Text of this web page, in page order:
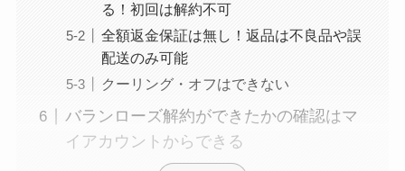
ニューZの解約まと
め！電話が繋がらな
解約できない？バロ
ニーを電話から解約
る！初回は解約不可
全額返金保証は無し！返品は不良品や誤
配送のみ可能
クーリング・オフはできない
バランローズ解約ができたかの確認はマ
イアカウントからできる